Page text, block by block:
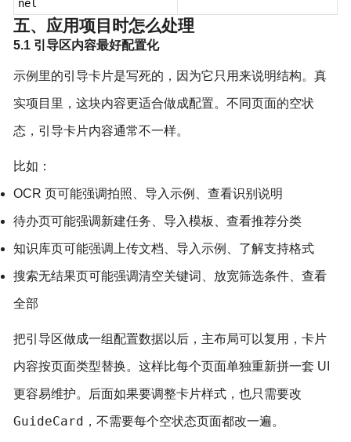
nel
五、应用项目时怎么处理
5.1 引导区内容最好配置化
示例里的引导卡片是写死的，因为它只用来说明结构。真
实项目里，这块内容更适合做成配置。不同页面的空状
态，引导卡片内容通常不一样。
比如：
OCR 页可能强调拍照、导入示例、查看识别说明
待办页可能强调新建任务、导入模板、查看推荐分类
知识库页可能强调上传文档、导入示例、了解支持格式
搜索无结果页可能强调清空关键词、放宽筛选条件、查看
全部
把引导区做成一组配置数据以后，主布局可以复用，卡片
内容按页面类型替换。这样比每个页面单独重新拼一套 UI
更容易维护。后面如果要调整卡片样式，也只需要改
GuideCard ，不需要每个空状态页面都改一遍。